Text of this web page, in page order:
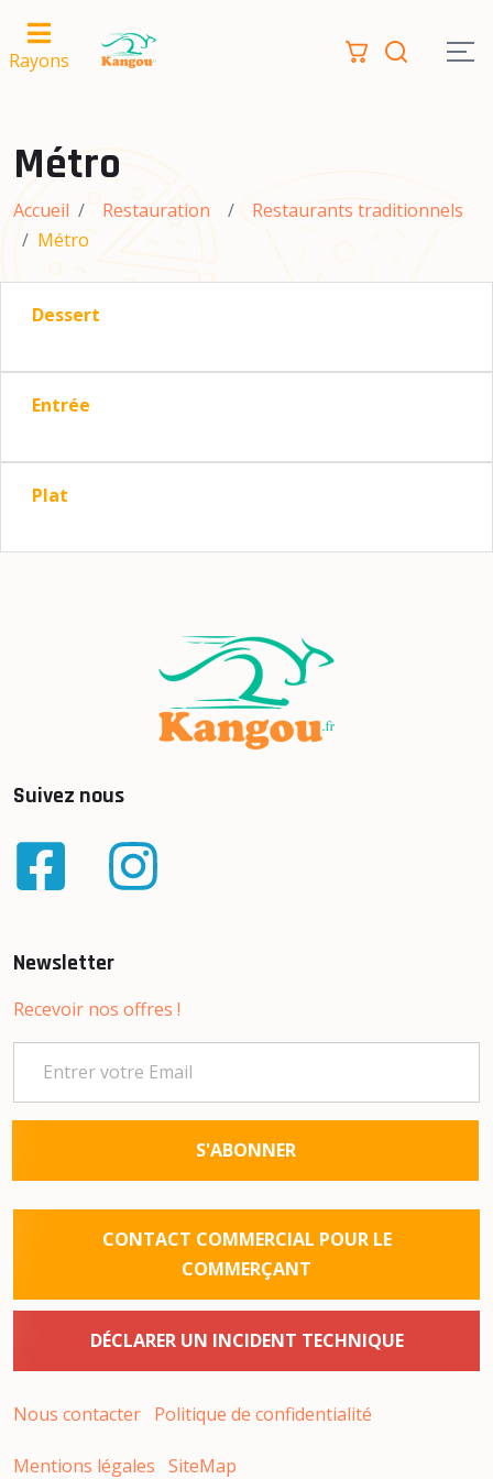
Rayons
Métro
Accueil Restauration
Restaurants traditionnels
Métro
Dessert
Entrée
Plat
Suivez nous
Newsletter
Recevoir nos offres !
S'ABONNER
CONTACT COMMERCIAL POUR LE
COMMERÇANT
DÉCLARER UN INCIDENT TECHNIQUE
Nous contacter Politique de confidentialité
Mentions légales SiteMap